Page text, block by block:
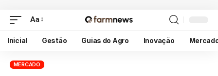
Aa
Inicial Gestão Guias do Agro Inovação
MERCADO